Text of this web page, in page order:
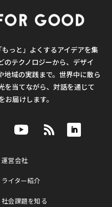
っと」よくするアイデアを集
のテクノロジーから、デザイ
地域の実践まで。世界中に散ら
を当てながら、対話を通じて
お届けします。
運営会社
ライター紹介
社会課題を知る